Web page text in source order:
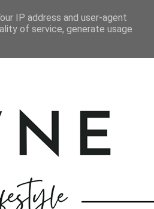
PODRÓŻE BARWNE TRAVEL
IP address and user-agent
of service, generate usage